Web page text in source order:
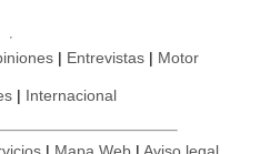
Entrevistas Motor
Internacional
Mapa Web Aviso legal